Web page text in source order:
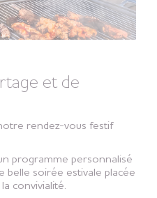
et de
rendez-vous festif
programme personnalisé
belle soirée estivale placée
convivialité.